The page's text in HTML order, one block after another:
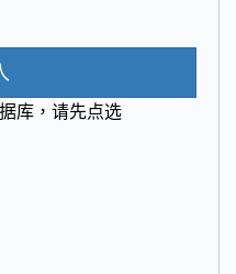
库，请先点选